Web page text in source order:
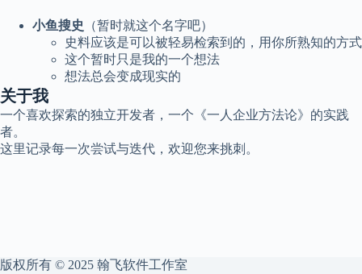
小鱼搜史
（暂时就这个名字吧）
史料应该是可以被轻易检索到的，用你所熟知的方式
这个暂时只是我的一个想法
想法总会变成现实的
关于我
一个喜欢探索的独立开发者，一个《一人企业方法论》的实践
者。
这里记录每一次尝试与迭代，欢迎您来挑刺。
版权所有 © 2025 翰飞软件工作室